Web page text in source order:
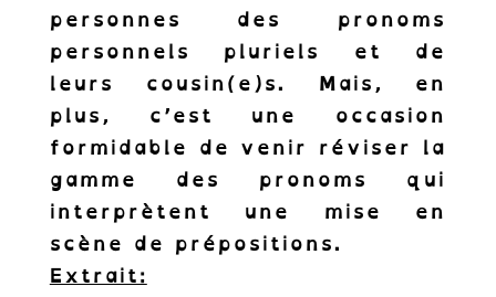
personnes des pronoms
personnels pluriels et de
leurs cousin(e)s. Mais, en
plus, c’est une occasion
formidable de venir réviser la
gamme des pronoms qui
interprètent une mise en
scène de prépositions.
Extrait: